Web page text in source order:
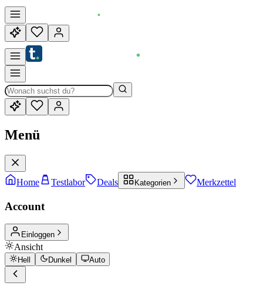
Menü
Home Testlabor Deals Kategorien Merkzettel
Account
Einloggen
Ansicht
Hell Dunkel Auto